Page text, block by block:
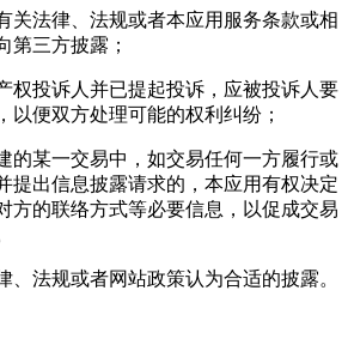
关法律、法规或者本应用服务条款或相
第三方披露；
权投诉人并已提起投诉，应被投诉人要
以便双方处理可能的权利纠纷；
的某一交易中，如交易任何一方履行或
提出信息披露请求的，本应用有权决定
方的联络方式等必要信息，以促成交易
、法规或者网站政策认为合适的披露。